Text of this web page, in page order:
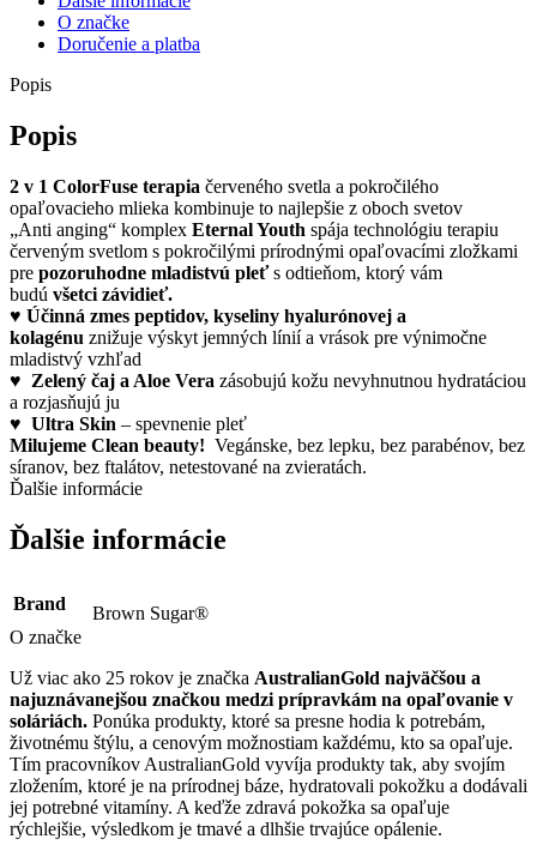
O značke
Doručenie a platba
Popis
Popis
2 v 1 ColorFuse terapia červeného svetla a pokročilého
opaľovacieho mlieka kombinuje to najlepšie z oboch svetov
„Anti anging“ komplex Eternal Youth spája technológiu terapiu
červeným svetlom s pokročilými prírodnými opaľovacími zložkami
pre pozoruhodne mladistvú pleťs odtieňom, ktorý vám
budú všetci závidieť.
♥ Účinná zmes peptidov, kyseliny hyalurónovej a
kolagénu znižuje výskyt jemných línií a vrások pre výnimočne
mladistvý vzhľad
♥ Zelený čaj a Aloe Vera zásobujú kožu nevyhnutnou hydratáciou
a rozjasňujú ju
♥ Ultra Skin – spevnenie pleť
Milujeme Clean beauty! Vegánske, bez lepku, bez parabénov, bez
síranov, bez ftalátov, netestované na zvieratách.
Ďalšie informácie
Ďalšie informácie
Brand
Brown Sugar®
O značke
Už viac ako 25 rokov je značka AustralianGold najväčšou a
najuznávanejšou značkou medzi prípravkám na opaľovanie v
soláriách. Ponúka produkty, ktoré sa presne hodia k potrebám,
životnému štýlu, a cenovým možnostiam každému, kto sa opaľuje.
Tím pracovníkov AustralianGold vyvíja produkty tak, aby svojím
zložením, ktoré je na prírodnej báze, hydratovali pokožku a dodávali
jej potrebné vitamíny. A keďže zdravá pokožka sa opaľuje
rýchlejšie, výsledkom je tmavé a dlhšie trvajúce opálenie.